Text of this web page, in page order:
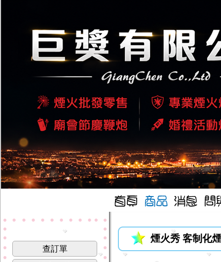
查訂單
煙火秀 客制化